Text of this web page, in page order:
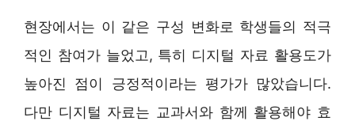
현장에서는 이 같은 구성 변화로 학생들의 적극
적인 참여가 늘었고, 특히 디지털 자료 활용도가
높아진 점이 긍정적이라는 평가가 많았습니다.
다만 디지털 자료는 교과서와 함께 활용해야 효